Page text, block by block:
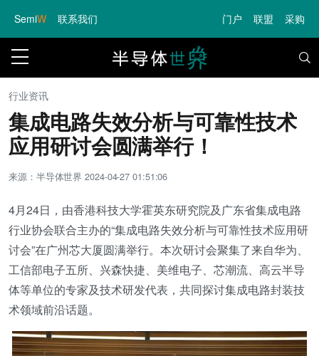
SemiW 联系我们 门户 联盟 采购
行业资讯
集成电路失效分析与可靠性技术
应用研讨会圆满举行！
来源：半导体世界2024-04-27 01:51:06
4月24日，由香港科技大学霍英东研究院及广东省集成电路
行业协会联合主办的“集成电路失效分析与可靠性技术应用研
讨会”在广州芯大厦圆满举行。本次研讨会聚集了来自华为、
工信部电子五所、兴森快捷、美维电子、芯潮流、高云半导
体等单位的专家及技术研发代表，共同探讨集成电路封装技
术领域前沿话题。